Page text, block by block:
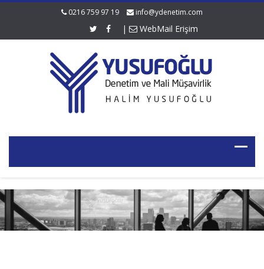
0216 759 97 19 info@ydenetim.com
| WebMail Erişim